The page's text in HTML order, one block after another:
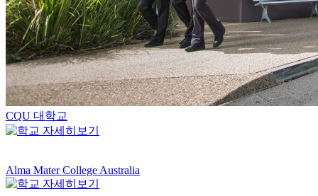
CQU 대학교
Alma Mater College Australia